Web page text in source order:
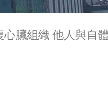
心臟組織 他人與自